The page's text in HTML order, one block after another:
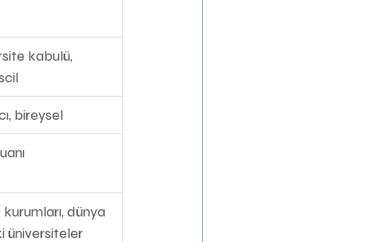
kabulü,
bireysel
dünya
üniversiteler